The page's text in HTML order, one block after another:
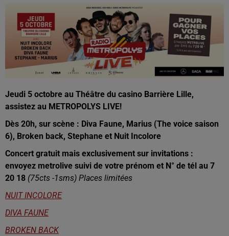
Jeudi 5 octobre au Théâtre du casino Barrière Lille,
assistez au METROPOLYS LIVE!
Dès 20h, sur scène : Diva Faune, Marius (The voice saison
6), Broken back, Stephane et Nuit Incolore
Concert gratuit mais exclusivement sur invitations :
envoyez metrolive suivi de votre prénom et N° de tél au 7
20 18 (75cts -1sms) Places limitées
NUIT INCOLORE
DIVA FAUNE
BROKEN BACK